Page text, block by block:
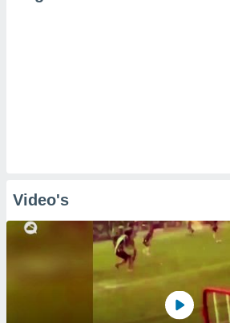
Video's